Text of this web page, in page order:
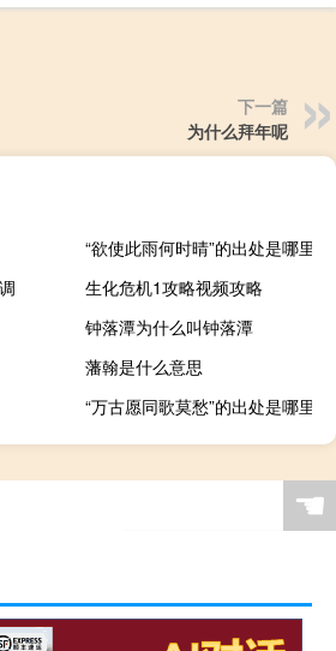
下一篇
为什么拜年呢
“欲使此雨何时晴”的出处是哪里
生化危机1攻略视频攻略
钟落潭为什么叫钟落潭
藩翰是什么意思
“万古愿同歌莫愁”的出处是哪里
☚